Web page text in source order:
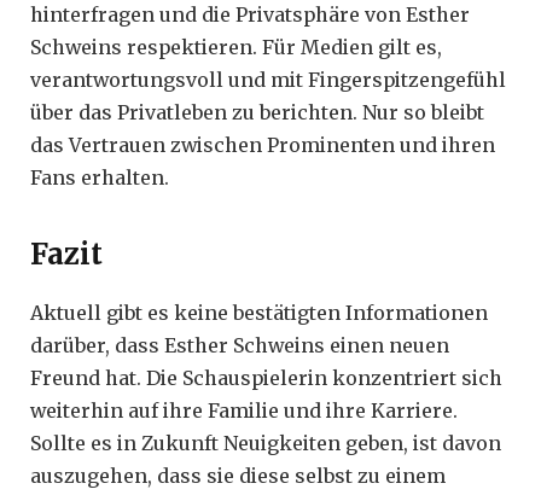
hinterfragen und die Privatsphäre von Esther
Schweins respektieren. Für Medien gilt es,
verantwortungsvoll und mit Fingerspitzengefühl
über das Privatleben zu berichten. Nur so bleibt
das Vertrauen zwischen Prominenten und ihren
Fans erhalten.
Fazit
Aktuell gibt es keine bestätigten Informationen
darüber, dass Esther Schweins einen neuen
Freund hat. Die Schauspielerin konzentriert sich
weiterhin auf ihre Familie und ihre Karriere.
Sollte es in Zukunft Neuigkeiten geben, ist davon
auszugehen, dass sie diese selbst zu einem